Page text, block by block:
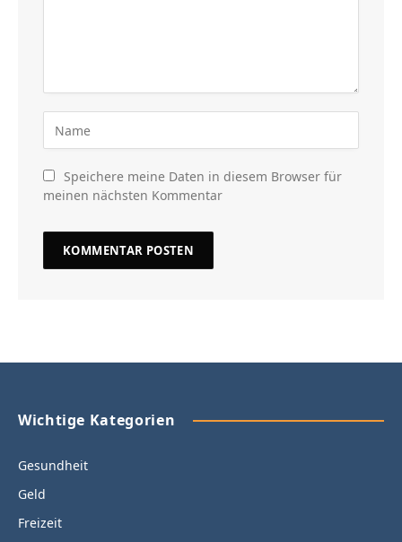
Speichere meine Daten in diesem Browser für
meinen nächsten Kommentar
Wichtige Kategorien
Gesundheit
Geld
Freizeit